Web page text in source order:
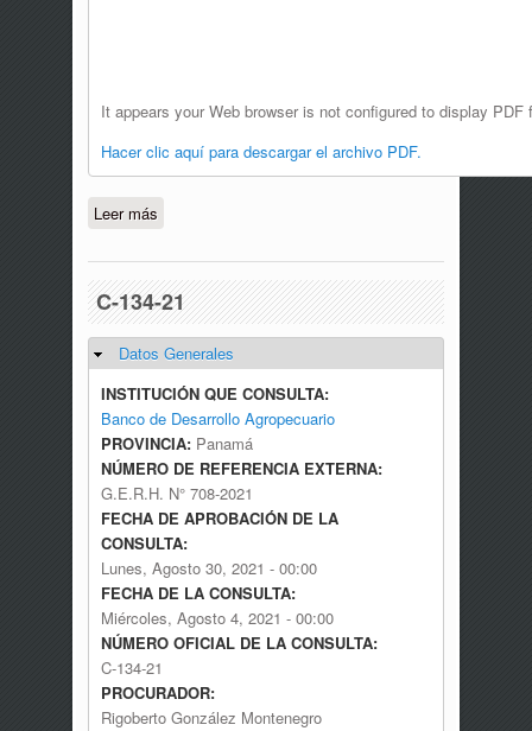
It appears your Web browser is not configured to display
Hacer clic aquí para descargar el archivo PDF.
Leer más
C-134-21
Ocultar
Datos Generales
INSTITUCIÓN QUE CONSULTA:
Banco de Desarrollo Agropecuario
PROVINCIA: Panamá
NÚMERO DE REFERENCIA EXTERNA:
G.E.R.H. N° 708-2021
FECHA DE APROBACIÓN DE LA
CONSULTA:
Lunes, Agosto 30, 2021 - 00:00
FECHA DE LA CONSULTA:
Miércoles, Agosto 4, 2021 - 00:00
NÚMERO OFICIAL DE LA CONSULTA:
C-134-21
PROCURADOR:
Rigoberto González Montenegro